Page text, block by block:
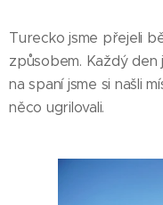
Turecko jsme přejeli
způsobem. Každý den
na spaní jsme si našli
něco ugrilovali.